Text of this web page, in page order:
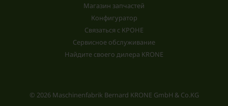
Магазин запчастей
Конфигуратор
Связаться с КРОНЕ
Сервисное обслуживание
Найдите своего дилера KRONE
© 2026 Maschinenfabrik Bernard KRONE GmbH & Co.KG